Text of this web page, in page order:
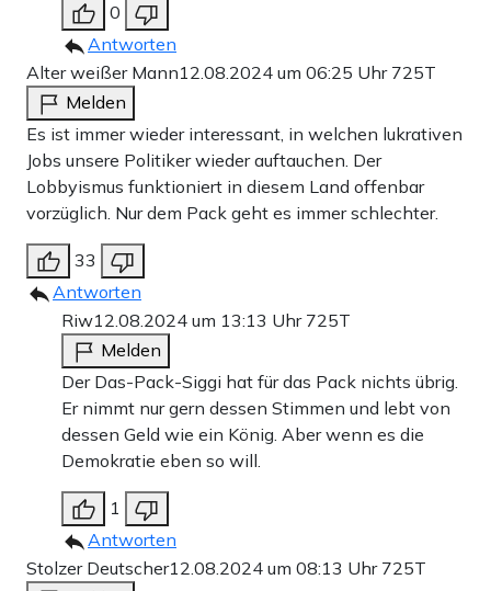
0
Antworten
Alter weißer Mann12.08.2024 um 06:25 Uhr 725T
Melden
Es ist immer wieder interessant, in welchen lukrativen
Jobs unsere Politiker wieder auftauchen. Der
Lobbyismus funktioniert in diesem Land offenbar
vorzüglich. Nur dem Pack geht es immer schlechter.
33
Antworten
Riw12.08.2024 um 13:13 Uhr 725T
Melden
Der Das-Pack-Siggi hat für das Pack nichts übrig.
Er nimmt nur gern dessen Stimmen und lebt von
dessen Geld wie ein König. Aber wenn es die
Demokratie eben so will.
1
Antworten
Stolzer Deutscher12.08.2024 um 08:13 Uhr 725T